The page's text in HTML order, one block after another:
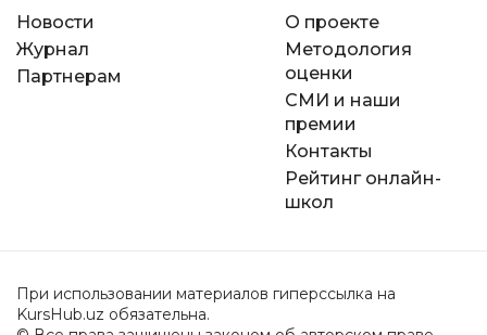
Новости
Журнал
Партнерам
О проекте
Методология
оценки
СМИ и наши
премии
Контакты
Рейтинг онлайн-
школ
При использовании материалов гиперссылка на
KursHub.uz обязательна.